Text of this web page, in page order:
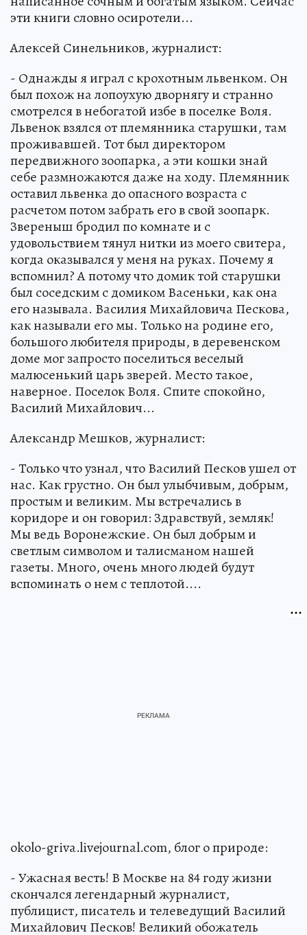
эти книги словно осиротели...
Алексей Синельников, журналист:
- Однажды я играл с крохотным львенком. Он
был похож на лопоухую дворнягу и странно
смотрелся в небогатой избе в поселке Воля.
Львенок взялся от племянника старушки, там
проживавшей. Тот был директором
передвижного зоопарка, а эти кошки знай
себе размножаются даже на ходу. Племянник
оставил львенка до опасного возраста с
расчетом потом забрать его в свой зоопарк.
Звереныш бродил по комнате и с
удовольствием тянул нитки из моего свитера,
когда оказывался у меня на руках. Почему я
вспомнил? А потому что домик той старушки
был соседским с домиком Васеньки, как она
его называла. Василия Михайловича Пескова,
как называли его мы. Только на родине его,
большого любителя природы, в деревенском
доме мог запросто поселиться веселый
малюсенький царь зверей. Место такое,
наверное. Поселок Воля. Спите спокойно,
Василий Михайлович...
Александр Мешков, журналист:
- Только что узнал, что Василий Песков ушел от
нас. Как грустно. Он был улыбчивым, добрым,
простым и великим. Мы встречались в
коридоре и он говорил: Здравствуй, земляк!
Мы ведь Воронежские. Он был добрым и
светлым символом и талисманом нашей
газеты. Много, очень много людей будут
вспоминать о нем с теплотой....
okolo-griva.livejournal.com, блог о природе:
- Ужасная весть! В Москве на 84 году жизни
скончался легендарный журналист,
публицист, писатель и телеведущий Василий
Михайлович Песков! Великий обожатель